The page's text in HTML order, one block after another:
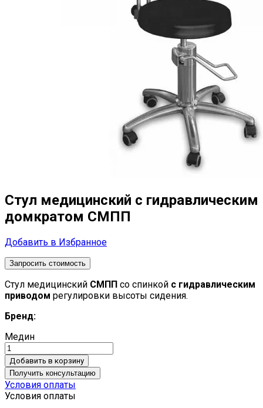
Стул медицинский с гидравлическим
домкратом СМПП
Добавить в Избранное
Запросить стоимость
Стул медицинский СМПП со спинкой с гидравлическим
приводом регулировки высоты сидения.
Бренд:
Медин
Добавить в корзину
Получить консультацию
Условия оплаты
Условия оплаты